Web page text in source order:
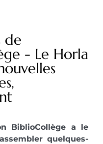
de
- Le Horla
BiblioCollège a le
quelques-